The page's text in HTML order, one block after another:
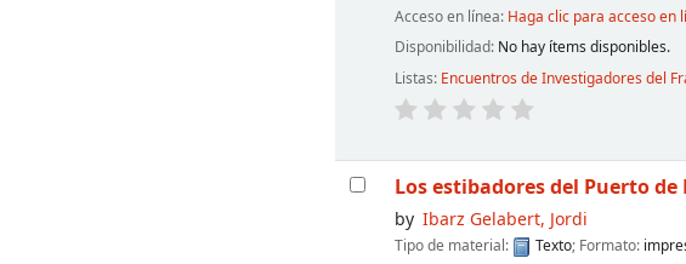
Acceso en línea: Haga clic para acceso en
Disponibilidad: No hay ítems disponibles.
Listas: Encuentros de Investigadores del
Los estibadores del Puerto
by Ibarz Gelabert, Jordi
Tipo de material: Texto; Formato: